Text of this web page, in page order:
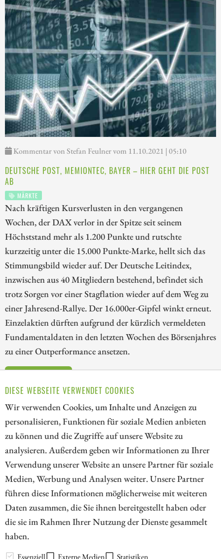
DIESE WEBSEITE VERWENDET COOKIES
Wir verwenden Cookies, um Inhalte und Anzeigen zu
personalisieren, Funktionen für soziale Medien anbieten
zu können und die Zugriffe auf unsere Website zu
analysieren. Außerdem geben wir Informationen zu Ihrer
Verwendung unserer Website an unsere Partner für soziale
Medien, Werbung und Analysen weiter. Unsere Partner
führen diese Informationen möglicherweise mit weiteren
Daten zusammen, die Sie ihnen bereitgestellt haben oder
die sie im Rahmen Ihrer Nutzung der Dienste gesammelt
haben.
Essenziell Externe Medien Statistiken
Kommentar von Stefan Feulner vom 11.10.2021 | 05:10
DEUTSCHE POST, MEMIONTEC, BAYER – HIER GEHT DIE POST
AB
MÄRKTE
Nach kräftigen Kursverlusten in den vergangenen
Wochen, der DAX verlor in der Spitze seit seinem
Höchststand mehr als 1.200 Punkte und rutschte
kurzzeitig unter die 15.000 Punkte-Marke, hellt sich das
Stimmungsbild wieder auf. Der Deutsche Leitindex,
inzwischen aus 40 Mitgliedern bestehend, befindet sich
trotz Sorgen vor einer Stagflation wieder auf dem Weg zu
einer Jahresend-Rallye. Der 16.000er-Gipfel winkt erneut.
Einzelaktien dürften aufgrund der kürzlich vermeldeten
Fundamentaldaten in den letzten Wochen des Börsenjahres
zu einer Outperformance ansetzen.
7 10 11 12 13 14 15 16
// kapitalerhoehungen.de - © 2026 - Die Informationsplattform für
Investoren und Unternehmen rund um Kapitalerhöhung, Kapitalmarkt
und Unternehmensfinanzierung
LEXIKON